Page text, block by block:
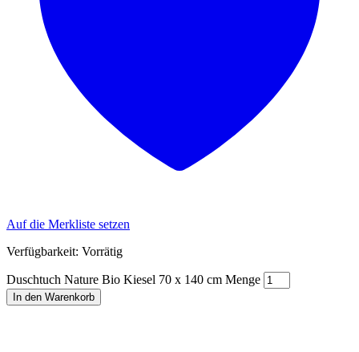
Auf die Merkliste setzen
Verfügbarkeit: Vorrätig
Duschtuch Nature Bio Kiesel 70 x 140 cm Menge
In den Warenkorb